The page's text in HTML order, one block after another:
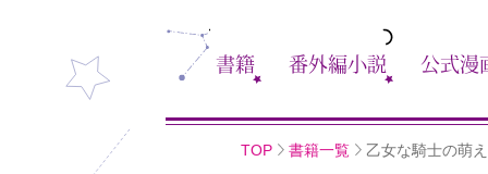
書籍 番外編小説 公式漫
TOP 書籍一覧 乙女な騎士の萌